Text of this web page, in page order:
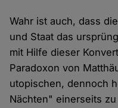
Wahr ist auch, dass
und Staat das
mit Hilfe dieser
Paradoxon von
utopischen, dennoch
Nächten" einerseits